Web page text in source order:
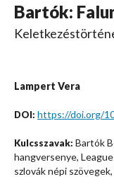
Bartók:
Lampert Vera
DOI: https://doi.org/
Kulcsszavak: Bartók
hangversenye,
szlovák népi